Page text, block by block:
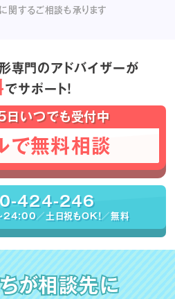
関するご相談も承ります
専門のアドバイザーが
でサポート！
いつでも受付中
で無料相談
424-246
24:00／土日祝もOK！／無料
が相談先に